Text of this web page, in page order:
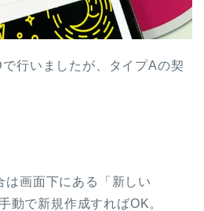
行いましたが、タイプAの契
は画面下にある「新しい
動で新規作成すればOK。